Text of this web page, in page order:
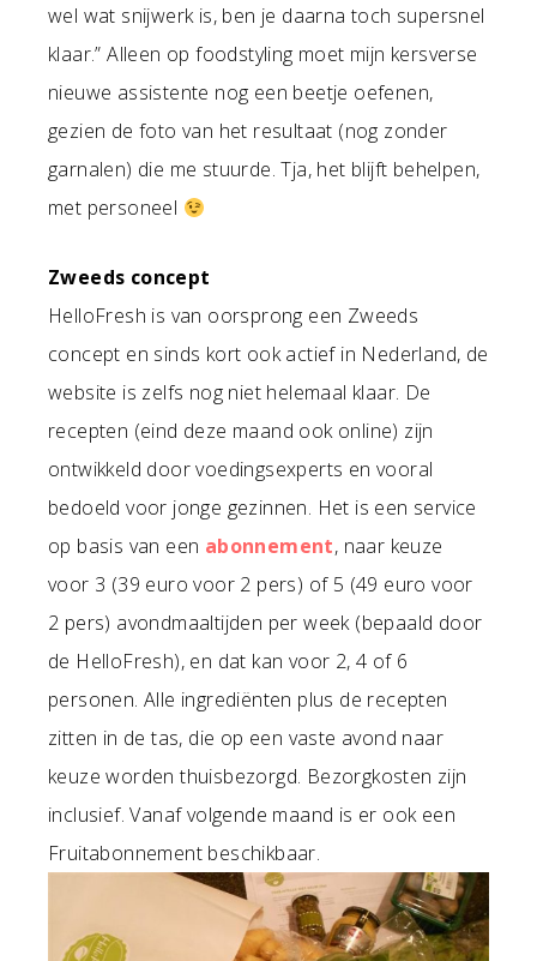
wel wat snijwerk is, ben je daarna toch supersnel
klaar.” Alleen op foodstyling moet mijn kersverse
nieuwe assistente nog een beetje oefenen,
gezien de foto van het resultaat (nog zonder
garnalen) die me stuurde. Tja, het blijft behelpen,
met personeel
Zweeds concept
HelloFresh is van oorsprong een Zweeds
concept en sinds kort ook actief in Nederland, de
website is zelfs nog niet helemaal klaar. De
recepten (eind deze maand ook online) zijn
ontwikkeld door voedingsexperts en vooral
bedoeld voor jonge gezinnen. Het is een service
op basis van een abonnement, naar keuze
voor 3 (39 euro voor 2 pers) of 5 (49 euro voor
2 pers) avondmaaltijden per week (bepaald door
de HelloFresh), en dat kan voor 2, 4 of 6
personen. Alle ingrediënten plus de recepten
zitten in de tas, die op een vaste avond naar
keuze worden thuisbezorgd. Bezorgkosten zijn
inclusief. Vanaf volgende maand is er ook een
Fruitabonnement beschikbaar.